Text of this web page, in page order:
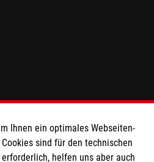
e.V.
1201 2000 12
Ihnen ein optimales Webseiten-
sind für den technischen
helfen uns aber auch